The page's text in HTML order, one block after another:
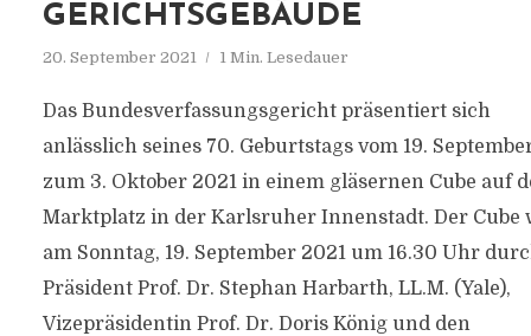
GERICHTSGEBÄUDE
20. September 2021 1 Min. Lesedauer
Das Bundesverfassungsgericht präsentiert sich
anlässlich seines 70. Geburtstags vom 19.
zum 3. Oktober 2021 in einem gläsernen Cube auf
Marktplatz in der Karlsruher Innenstadt. Der Cube
am Sonntag, 19. September 2021 um 16.30 Uhr
Präsident Prof. Dr. Stephan Harbarth, LL.M. (Yale),
Vizepräsidentin Prof. Dr. Doris König und den